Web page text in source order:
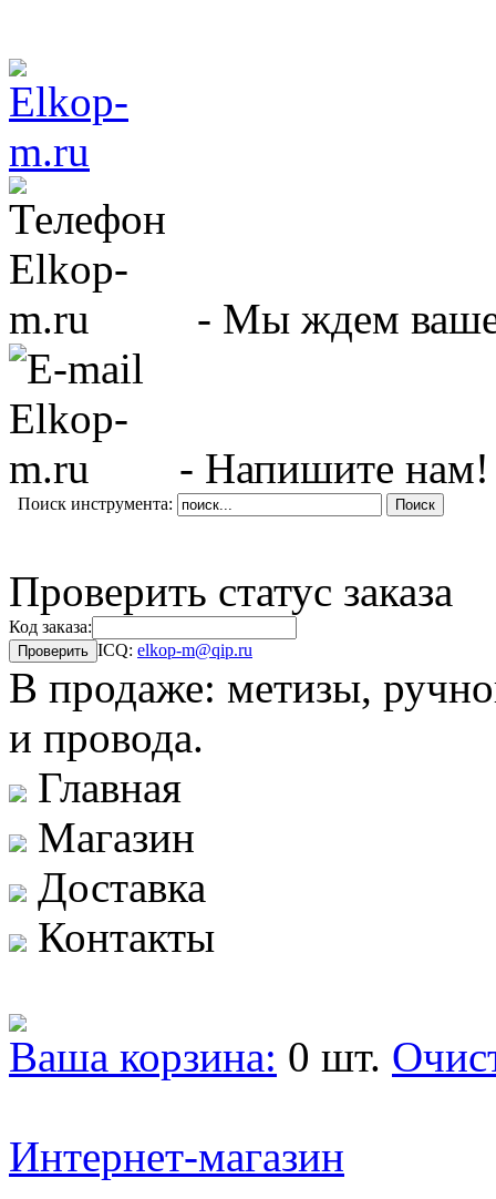
- Мы ждем
- Напишите нам!
Поиск инструмента:
Проверить статус заказа
Код заказа:
ICQ: elkop-m@qip.ru
В продаже: метизы,
и провода.
Главная
Магазин
Доставка
Контакты
Ваша корзина: 0 шт.
Интернет-магазин